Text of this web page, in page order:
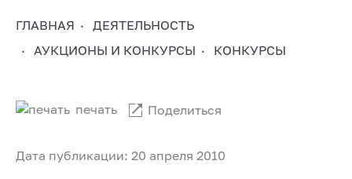
ГЛАВНАЯ
ДЕЯТЕЛЬНОСТЬ
АУКЦИОНЫ И КОНКУРСЫ
КОНКУРСЫ
Дата публикации: 20 апреля 2010
печать Поделиться